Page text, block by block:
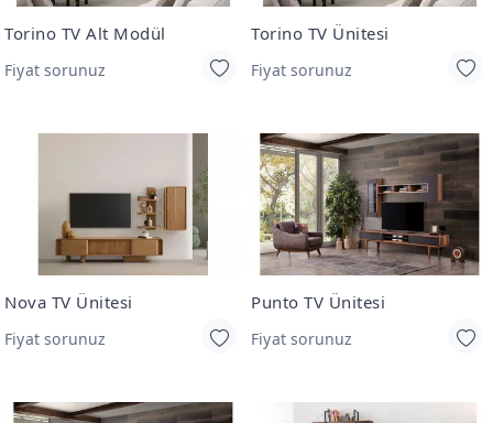
Torino TV Alt Modül
Fiyat sorunuz
Torino TV Ünitesi
Fiyat sorunuz
Nova TV Ünitesi
Fiyat sorunuz
Punto TV Ünitesi
Fiyat sorunuz